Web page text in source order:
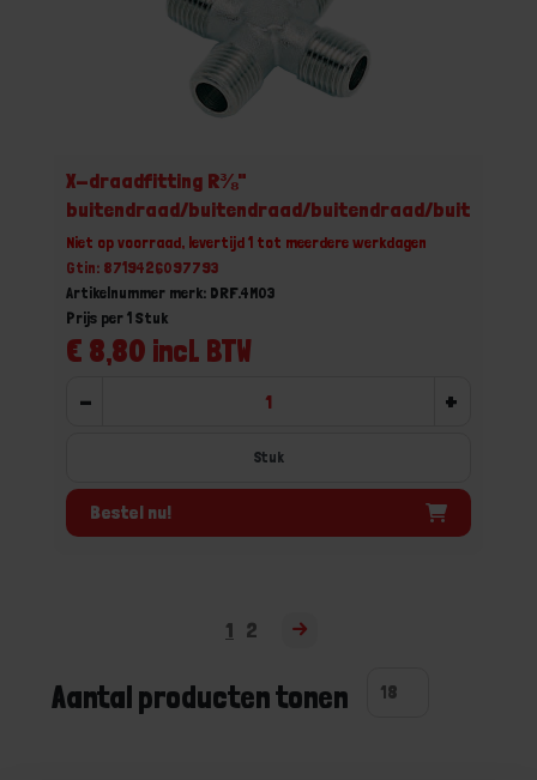
X-draadfitting R⅜"
buitendraad/buitendraad/buitendraad/
Niet op voorraad, levertijd 1 tot meerdere werkdagen
Gtin: 8719426097793
Artikelnummer merk: DRF.4M03
€ 8,80 incl. BTW
Prijs per 1 Stuk
- +
Stuk
Bestel nu!
1 2
Aantal producten tonen